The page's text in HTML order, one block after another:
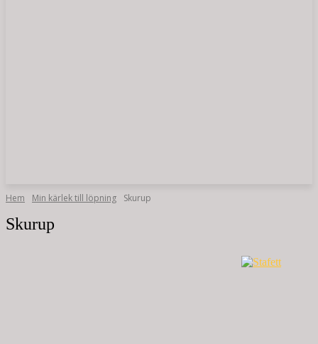
Hem Min kärlek till löpning Skurup
Skurup